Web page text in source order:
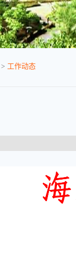
> 工作动态